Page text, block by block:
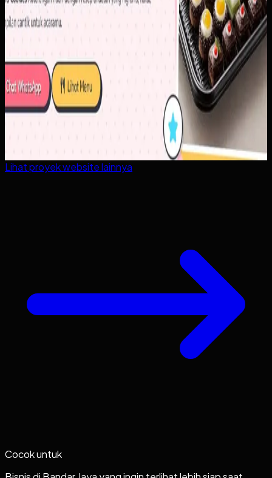
Lihat proyekwebsitelainnya
Cocok untuk